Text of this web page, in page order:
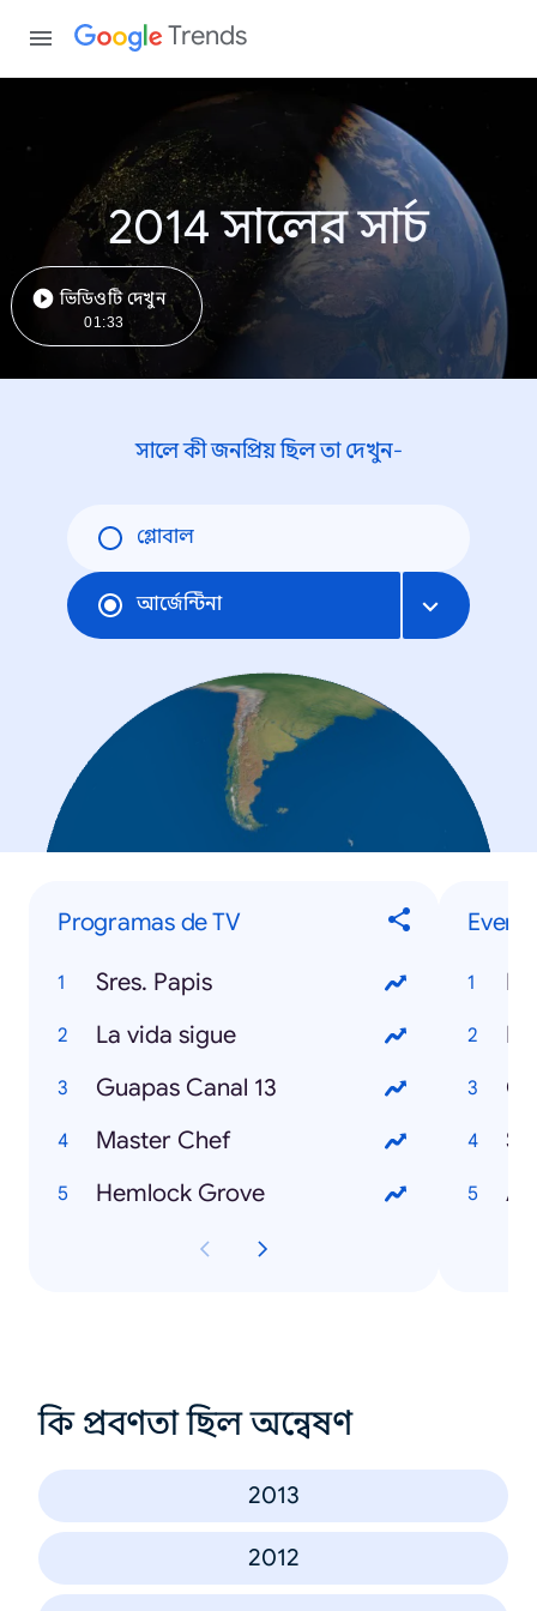
Trends
2014 সালের সার্চ
ভিডিওটি দেখুন
01:33
সালে কী জনপ্রিয় ছিল তা দেখুন-
গ্লোবাল
আর্জেন্টিনা
Programas de TV
Sres. Papis
La vida sigue
Guapas Canal 13
Master Chef
Hemlock Grove
কি প্রবণতা ছিল অন্বেষণ
2013
2012